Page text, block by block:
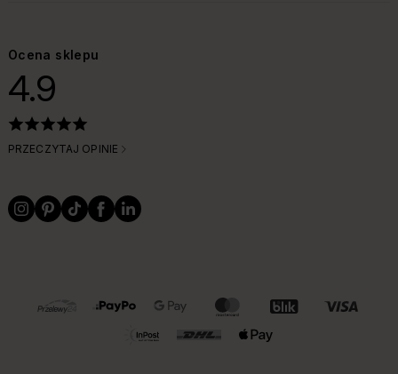
Ocena sklepu
4.9
PRZECZYTAJ OPINIE
OBSŁUGIWANE FORMY PŁATNOŚCI I DOSTAWY